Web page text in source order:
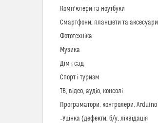
Комп'ютери та ноутбуки
Смартфони, планшети та аксесуари
Фототехніка
Музика
Дім і сад
Спорт і туризм
ТВ, відео, аудіо, консолі
Програматори, контролери, Arduino
_Уцінка (дефекти, б/у, ліквідація